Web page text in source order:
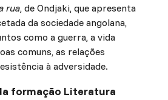
rua, de Ondjaki, que apresenta
da sociedade angolana,
como a guerra, a vida
comuns, as relações
à adversidade.
formação Literatura